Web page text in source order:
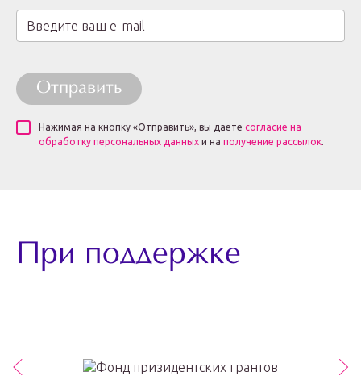
Отправить
Нажимая на кнопку «Отправить», вы даете согласие на
обработку персональных данных и на получение рассылок.
При поддержке